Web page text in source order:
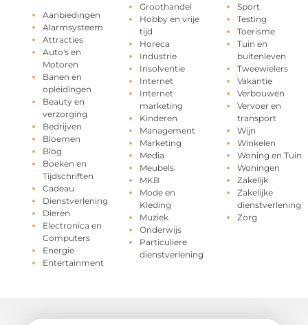
Aanbiedingen
Alarmsysteem
Attracties
Auto's en
Motoren
Banen en
opleidingen
Beauty en
verzorging
Bedrijven
Bloemen
Blog
Boeken en
Tijdschriften
Cadeau
Dienstverlening
Dieren
Electronica en
Computers
Energie
Entertainment
Groothandel
Hobby en vrije
tijd
Horeca
Industrie
Insolventie
Internet
Internet
marketing
Kinderen
Management
Marketing
Media
Meubels
MKB
Mode en
Kleding
Muziek
Onderwijs
Particuliere
dienstverlening
Sport
Testing
Toerisme
Tuin en
buitenleven
Tweewielers
Vakantie
Verbouwen
Vervoer en
transport
Wijn
Winkelen
Woning en Tuin
Woningen
Zakelijk
Zakelijke
dienstverlening
Zorg